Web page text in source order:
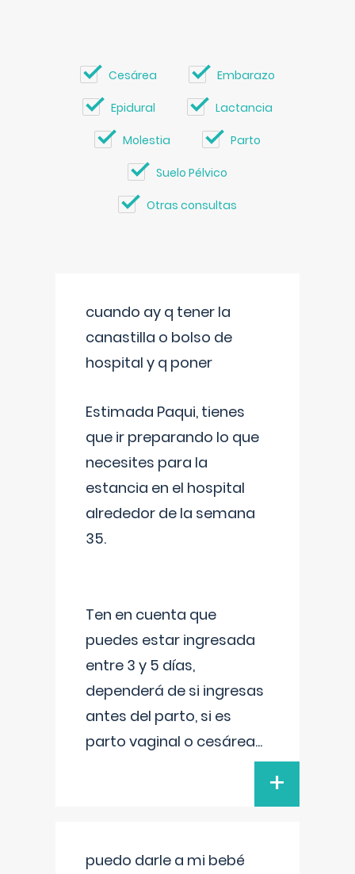
Cesárea Embarazo
Epidural Lactancia
Molestia Parto
Suelo Pélvico
Otras consultas
cuando ay q tener la
canastilla o bolso de
hospital y q poner
Estimada Paqui, tienes
que ir preparando lo que
necesites para la
estancia en el hospital
alrededor de la semana
35.
Ten en cuenta que
puedes estar ingresada
entre 3 y 5 días,
dependerá de si ingresas
antes del parto, si es
parto vaginal o cesárea...
+
puedo darle a mi bebé